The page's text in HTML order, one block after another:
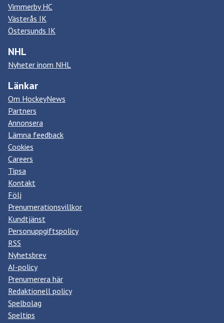
Vimmerby HC
Västerås IK
Östersunds IK
NHL
Nyheter inom NHL
Länkar
Om HockeyNews
Partners
Annonsera
Lämna feedback
Cookies
Careers
Tipsa
Kontakt
Följ
Prenumerationsvillkor
Kundtjänst
Personuppgiftspolicy
RSS
Nyhetsbrev
AI-policy
Prenumerera här
Redaktionell policy
Spelbolag
Speltips